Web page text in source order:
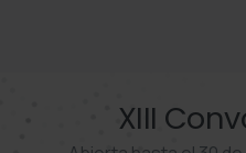
XIII